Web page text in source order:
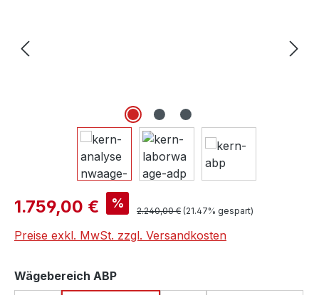
Verkaufspreis:
1.759,00 € % Regulärer Preis:
2.240,00 € (21.47% gespart)
Preise exkl. MwSt. zzgl. Versandkosten
Wägebereich ABPauswählen